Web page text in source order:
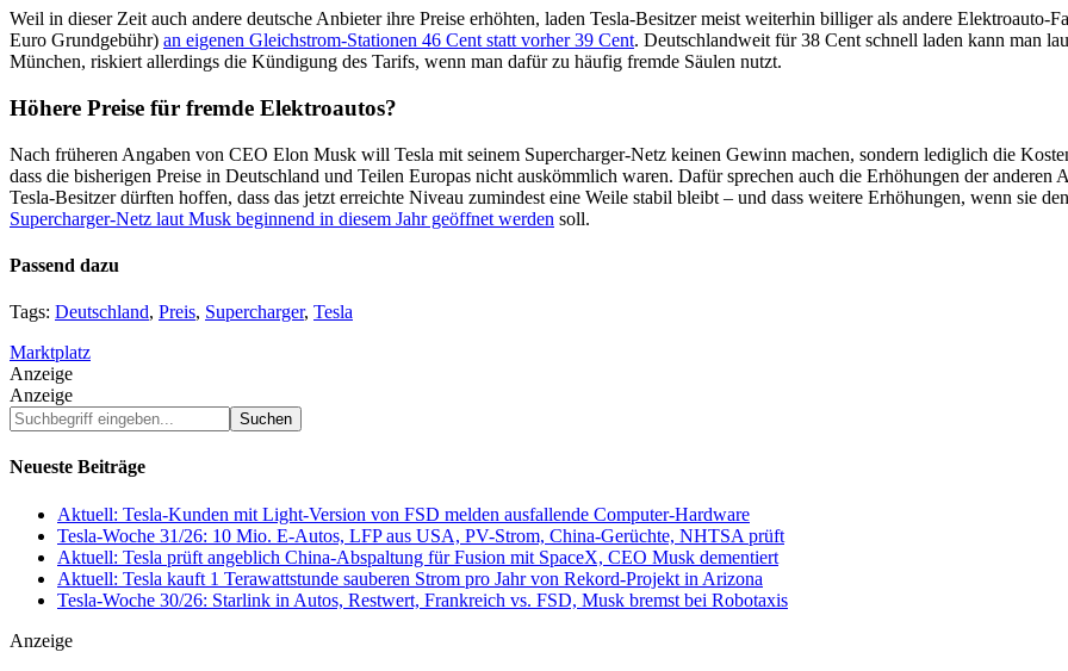
Weil in dieser Zeit auch andere deutsche Anbieter ihre Preise erhöhten, laden Tesla-Besitzer meist weiterhin billiger als andere
Euro Grundgebühr) an eigenen Gleichstrom-Stationen 46 Cent statt vorher 39 Cent. Deutschlandweit für 38 Cent schnell laden kann man
München, riskiert allerdings die Kündigung des Tarifs, wenn man dafür zu häufig fremde Säulen nutzt.
Höhere Preise für fremde Elektroautos?
Nach früheren Angaben von CEO Elon Musk will Tesla mit seinem Supercharger-Netz keinen Gewinn machen, sondern lediglich die
dass die bisherigen Preise in Deutschland und Teilen Europas nicht auskömmlich waren. Dafür sprechen auch die Erhöhungen der
Tesla-Besitzer dürften hoffen, dass das jetzt erreichte Niveau zumindest eine Weile stabil bleibt – und dass weitere Erhöhungen, wenn sie
Supercharger-Netz laut Musk beginnend in diesem Jahr geöffnet werden soll.
Passend dazu
Tags: Deutschland, Preis, Supercharger, Tesla
Marktplatz
Anzeige
Anzeige
Suchbegriff
eingeben...
Neueste Beiträge
Aktuell: Tesla-Kunden mit Light-Version von FSD melden ausfallende Computer-Hardware
Tesla-Woche 31/26: 10 Mio. E-Autos, LFP aus USA, PV-Strom, China-Gerüchte, NHTSA prüft
Aktuell: Tesla prüft angeblich China-Abspaltung für Fusion mit SpaceX, CEO Musk dementiert
Aktuell: Tesla kauft 1 Terawattstunde sauberen Strom pro Jahr von Rekord-Projekt in Arizona
Tesla-Woche 30/26: Starlink in Autos, Restwert, Frankreich vs. FSD, Musk bremst bei Robotaxis
Anzeige